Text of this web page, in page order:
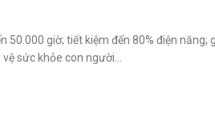
50.000 giờ; tiết kiệm đến 80% điện
sức khỏe con người…